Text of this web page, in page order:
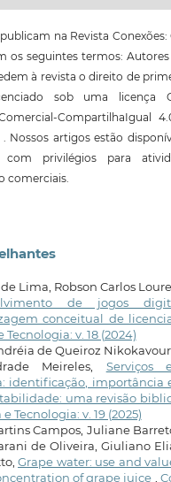
na Revista Conexões:
os seguintes termos:
à revista o direito de
sob uma licença
CompartilhaIgual
. Nossos artigos estão
com privilégios para
comerciais.
Lima, Robson Carlos
de jogos
conceitual de
Tecnologia: v. 18 (2024)
de Queiroz
Meireles, Serviços
identificação, importância
uma revisão
Tecnologia: v. 19 (2025)
Campos, Juliane
de Oliveira, Giuliano
Grape water: use and
of grape juice